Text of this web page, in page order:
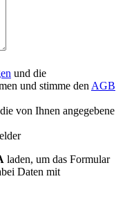
und die
und stimme den AGB
von Ihnen angegebene
laden, um das Formular
Daten mit